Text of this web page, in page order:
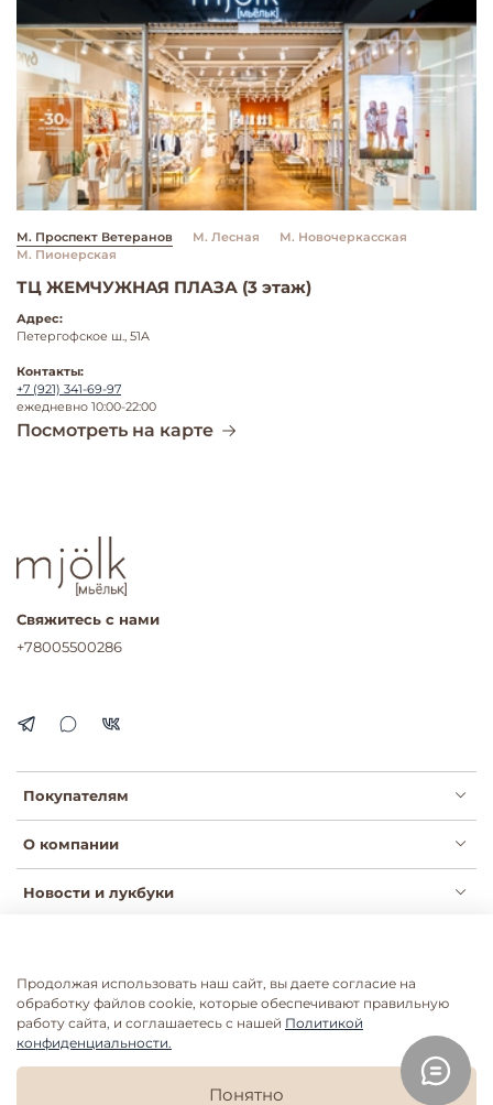
М. Проспект Ветеранов М. Лесная
М. Новочеркасская
М. Пионерская
ТЦ ЖЕМЧУЖНАЯ ПЛАЗА (3 этаж)
Адрес:
Петергофское ш., 51A
Контакты:
+7 (921) 341-69-97
ежедневно 10:00-22:00
Посмотреть на карте
Покупателям
О компании
Новости и лукбуки
Свяжитесь с нами
+78005500286
Публичная оферта
Политика конфиденциальности
Пользовательское соглашение
Сертификаты
Согласие на рассылки
Согласие на обработку ПДН
Продолжая использовать наш сайт, вы даете согласие на
обработку файлов cookie, которые обеспечивают правильную
работу сайта, и соглашаетесь с нашей Политикой
конфиденциальности.
Понятно